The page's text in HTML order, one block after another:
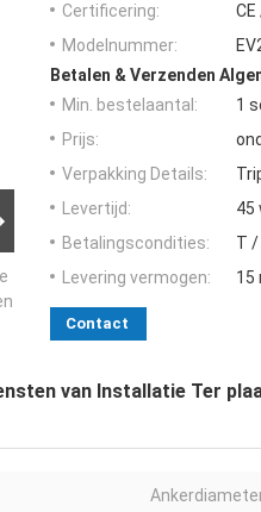
Certificering:
CE
Modelnummer:
Betalen & Verzenden
Min. bestelaantal:
1
Prijs:
Verpakking Details:
Levertijd:
45
Betalingscondities:
T /
Levering vermogen:
15
Contact
van Installatie Ter